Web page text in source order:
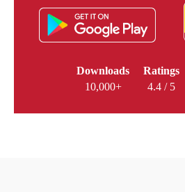
Downloads
10,000+
Ratings
4.4 / 5